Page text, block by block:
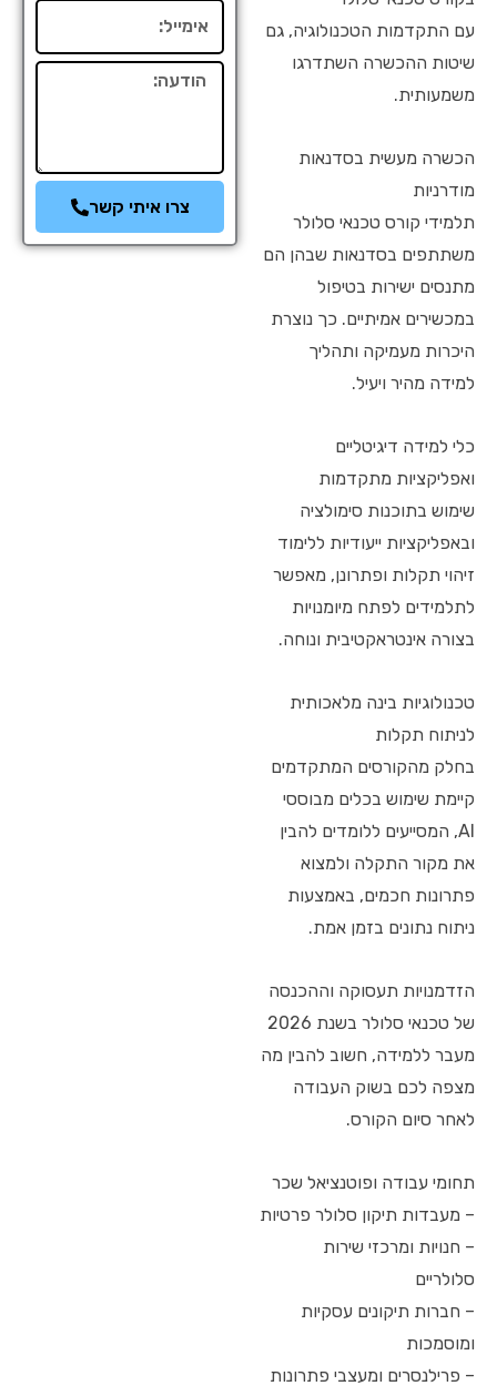
עם התקדמות הטכנולוגיה, גם
שיטות ההכשרה השתדרגו
משמעותית.
הכשרה מעשית בסדנאות
מודרניות
תלמידי קורס טכנאי סלולר
משתתפים בסדנאות שבהן הם
מתנסים ישירות בטיפול
במכשירים אמיתיים. כך נוצרת
היכרות מעמיקה ותהליך
למידה מהיר ויעיל.
כלי למידה דיגיטליים
ואפליקציות מתקדמות
שימוש בתוכנות סימולציה
ובאפליקציות ייעודיות ללימוד
זיהוי תקלות ופתרונן, מאפשר
לתלמידים לפתח מיומנויות
בצורה אינטראקטיבית ונוחה.
טכנולוגיות בינה מלאכותית
לניתוח תקלות
בחלק מהקורסים המתקדמים
קיימת שימוש בכלים מבוססי
AI, המסייעים ללומדים להבין
את מקור התקלה ולמצוא
פתרונות חכמים, באמצעות
ניתוח נתונים בזמן אמת.
הזדמנויות תעסוקה וההכנסה
של טכנאי סלולר בשנת 2026
מעבר ללמידה, חשוב להבין מה
מצפה לכם בשוק העבודה
לאחר סיום הקורס.
תחומי עבודה ופוטנציאל שכר
– מעבדות תיקון סלולר פרטיות
– חנויות ומרכזי שירות
סלולריים
– חברות תיקונים עסקיות
ומוסמכות
– פרילנסרים ומעצבי פתרונות
הודעה
צרו איתי קשר